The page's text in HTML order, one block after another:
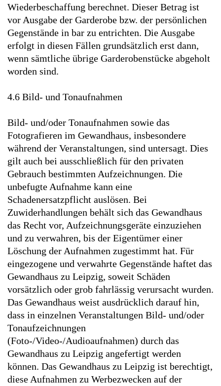
Wiederbeschaffung berechnet. Dieser Betrag ist
vor Ausgabe der Garderobe bzw. der persönlichen
Gegenstände in bar zu entrichten. Die Ausgabe
erfolgt in diesen Fällen grundsätzlich erst dann,
wenn sämtliche übrige Garderobenstücke abgeholt
worden sind.
4.6 Bild- und Tonaufnahmen
Bild- und/oder Tonaufnahmen sowie das
Fotografieren im Gewandhaus, insbesondere
während der Veranstaltungen, sind untersagt. Dies
gilt auch bei ausschließlich für den privaten
Gebrauch bestimmten Aufzeichnungen. Die
unbefugte Aufnahme kann eine
Schadenersatzpflicht auslösen. Bei
Zuwiderhandlungen behält sich das Gewandhaus
das Recht vor, Aufzeichnungsgeräte einzuziehen
und zu verwahren, bis der Eigentümer einer
Löschung der Aufnahmen zugestimmt hat. Für
eingezogene und verwahrte Gegenstände haftet das
Gewandhaus zu Leipzig, soweit Schäden
vorsätzlich oder grob fahrlässig verursacht wurden.
Das Gewandhaus weist ausdrücklich darauf hin,
dass in einzelnen Veranstaltungen Bild- und/oder
Tonaufzeichnungen
(Foto-/Video-/Audioaufnahmen) durch das
Gewandhaus zu Leipzig angefertigt werden
können. Das Gewandhaus zu Leipzig ist berechtigt,
diese Aufnahmen zu Werbezwecken auf der